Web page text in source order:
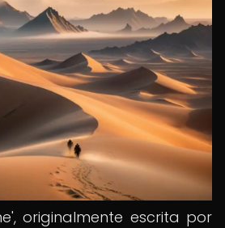
originalmente escrita por